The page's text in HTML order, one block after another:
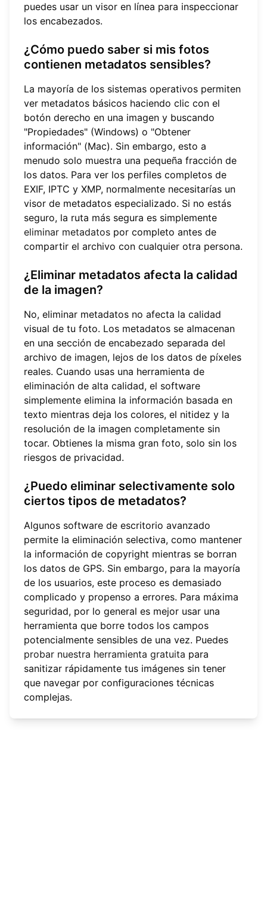
puedes usar un visor en línea para inspeccionar
los encabezados.
¿Cómo puedo saber si mis fotos
contienen metadatos sensibles?
La mayoría de los sistemas operativos permiten
ver metadatos básicos haciendo clic con el
botón derecho en una imagen y buscando
"Propiedades" (Windows) o "Obtener
información" (Mac). Sin embargo, esto a
menudo solo muestra una pequeña fracción de
los datos. Para ver los perfiles completos de
EXIF, IPTC y XMP, normalmente necesitarías un
visor de metadatos especializado. Si no estás
seguro, la ruta más segura es simplemente
eliminar metadatos por completo antes de
compartir el archivo con cualquier otra persona.
¿Eliminar metadatos afecta la calidad
de la imagen?
No, eliminar metadatos no afecta la calidad
visual de tu foto. Los metadatos se almacenan
en una sección de encabezado separada del
archivo de imagen, lejos de los datos de píxeles
reales. Cuando usas una herramienta de
eliminación de alta calidad, el software
simplemente elimina la información basada en
texto mientras deja los colores, el nitidez y la
resolución de la imagen completamente sin
tocar. Obtienes la misma gran foto, solo sin los
riesgos de privacidad.
¿Puedo eliminar selectivamente solo
ciertos tipos de metadatos?
Algunos software de escritorio avanzado
permite la eliminación selectiva, como mantener
la información de copyright mientras se borran
los datos de GPS. Sin embargo, para la mayoría
de los usuarios, este proceso es demasiado
complicado y propenso a errores. Para máxima
seguridad, por lo general es mejor usar una
herramienta que borre todos los campos
potencialmente sensibles de una vez. Puedes
probar nuestra herramienta gratuita para
sanitizar rápidamente tus imágenes sin tener
que navegar por configuraciones técnicas
complejas.